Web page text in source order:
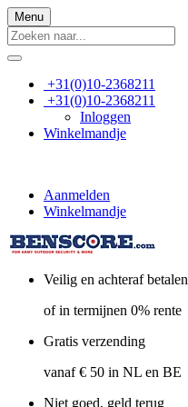
Menu
+31(0)10-2368211
+31(0)10-2368211
Inloggen
Winkelmandje
Aanmelden
Winkelmandje
Veilig en achteraf betalen
of in termijnen 0% rente
Gratis verzending
vanaf € 50 in NL en BE
Niet goed, geld terug